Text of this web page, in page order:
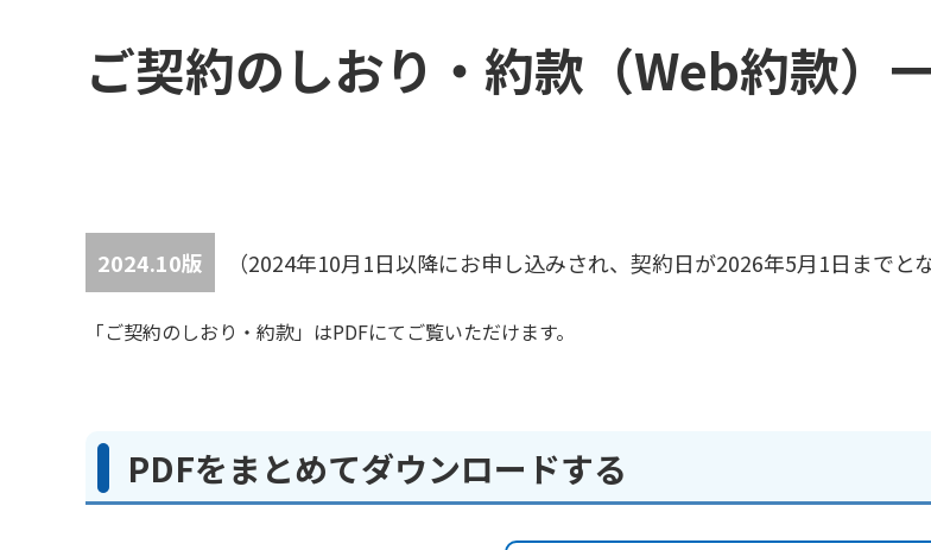
ご契約のしおり・約款（Web約款）
2024.10版 （2024年10月1日以降にお申し込みされ、契約日が2026年5月1日までと
「ご契約のしおり・約款」はPDFにてご覧いただけます。
PDFをまとめてダウンロードする